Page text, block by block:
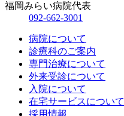
福岡みらい病院代表
092-662-3001
病院について
診療科のご案内
専門治療について
外来受診について
入院について
在宅サービスについて
採用情報